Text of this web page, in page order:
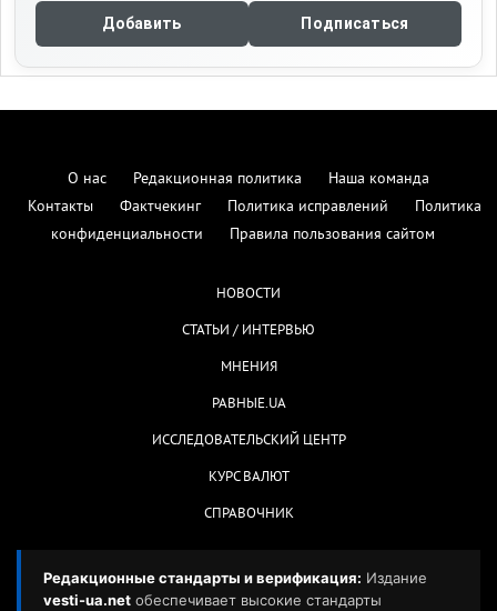
Добавить Подписаться
О нас Редакционная политика
Наша команда
Контакты
Фактчекинг Политика исправлений
Политика
конфиденциальности
Правила пользования сайтом
НОВОСТИ
СТАТЬИ / ИНТЕРВЬЮ
МНЕНИЯ
РАВНЫЕ.UA
ИССЛЕДОВАТЕЛЬСКИЙ ЦЕНТР
КУРС ВАЛЮТ
СПРАВОЧНИК
Редакционные стандарты и верификация: Издание
vesti-ua.net обеспечивает высокие стандарты